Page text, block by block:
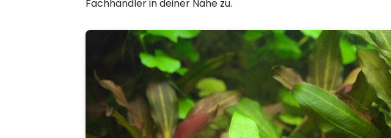
Fachhändler in deiner Nähe zu.